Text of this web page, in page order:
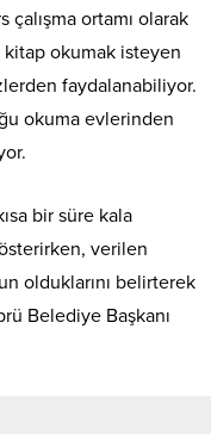
ortamı olarak
kitap okumak isteyen
faydalanabiliyor.
okuma evlerinden
bir süre kala
verilen
olduklarını belirterek
Belediye Başkanı